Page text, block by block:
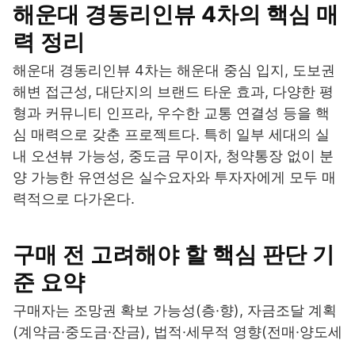
해운대 경동리인뷰 4차의 핵심 매
력 정리
해운대 경동리인뷰 4차는 해운대 중심 입지, 도보권
해변 접근성, 대단지의 브랜드 타운 효과, 다양한 평
형과 커뮤니티 인프라, 우수한 교통 연결성 등을 핵
심 매력으로 갖춘 프로젝트다. 특히 일부 세대의 실
내 오션뷰 가능성, 중도금 무이자, 청약통장 없이 분
양 가능한 유연성은 실수요자와 투자자에게 모두 매
력적으로 다가온다.
구매 전 고려해야 할 핵심 판단 기
준 요약
구매자는 조망권 확보 가능성(층·향), 자금조달 계획
(계약금·중도금·잔금), 법적·세무적 영향(전매·양도세